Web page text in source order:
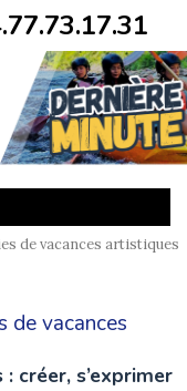
de vacances artistiques
de vacances
créer, s’exprimer